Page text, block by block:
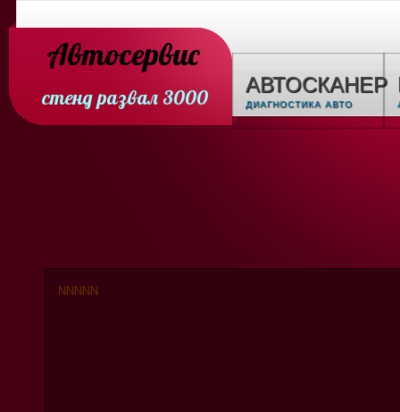
Автосервис
стенд развал 3000
АВТОСКАНЕР
ДИАГНОСТИКА АВТО
N N N N N